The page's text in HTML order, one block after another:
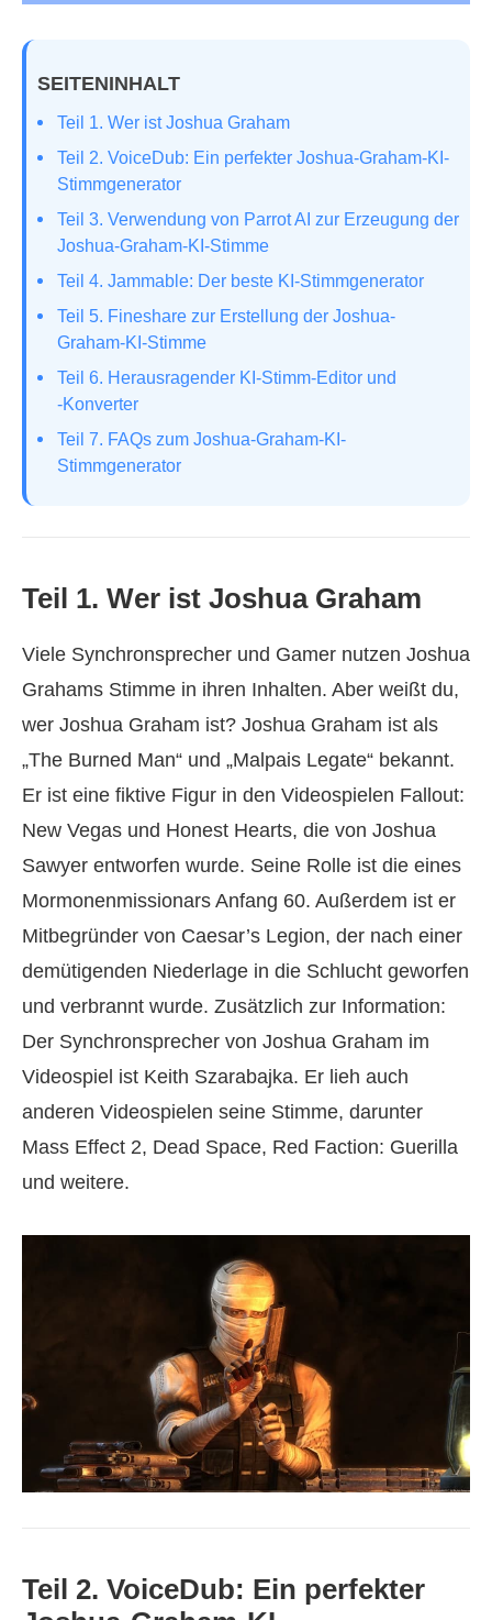
SEITENINHALT
Teil 1. Wer ist Joshua Graham
Teil 2. VoiceDub: Ein perfekter Joshua-Graham-KI-
Stimmgenerator
Teil 3. Verwendung von Parrot AI zur Erzeugung der
Joshua-Graham-KI-Stimme
Teil 4. Jammable: Der beste KI-Stimmgenerator
Teil 5. Fineshare zur Erstellung der Joshua-
Graham-KI-Stimme
Teil 6. Herausragender KI-Stimm-Editor und
‑Konverter
Teil 7. FAQs zum Joshua-Graham-KI-
Stimmgenerator
Teil 1. Wer ist Joshua Graham
Viele Synchronsprecher und Gamer nutzen Joshua
Grahams Stimme in ihren Inhalten. Aber weißt du,
wer Joshua Graham ist? Joshua Graham ist als
„The Burned Man“ und „Malpais Legate“ bekannt.
Er ist eine fiktive Figur in den Videospielen Fallout:
New Vegas und Honest Hearts, die von Joshua
Sawyer entworfen wurde. Seine Rolle ist die eines
Mormonenmissionars Anfang 60. Außerdem ist er
Mitbegründer von Caesar’s Legion, der nach einer
demütigenden Niederlage in die Schlucht geworfen
und verbrannt wurde. Zusätzlich zur Information:
Der Synchronsprecher von Joshua Graham im
Videospiel ist Keith Szarabajka. Er lieh auch
anderen Videospielen seine Stimme, darunter
Mass Effect 2, Dead Space, Red Faction: Guerilla
und weitere.
Teil 2. VoiceDub: Ein perfekter